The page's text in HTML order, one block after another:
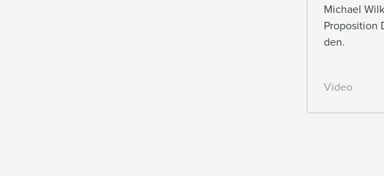
Michael
Proposition
den.
Video